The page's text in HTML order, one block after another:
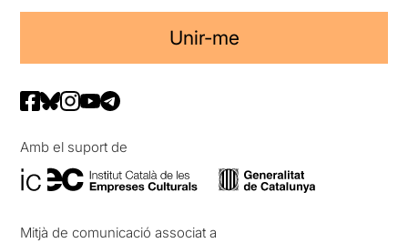
Unir-me
Amb el suport de
Mitjà de comunicació associat a